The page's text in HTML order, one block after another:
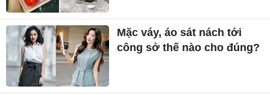
Mặc váy, áo sát nách tới
công sở thế nào cho đúng?